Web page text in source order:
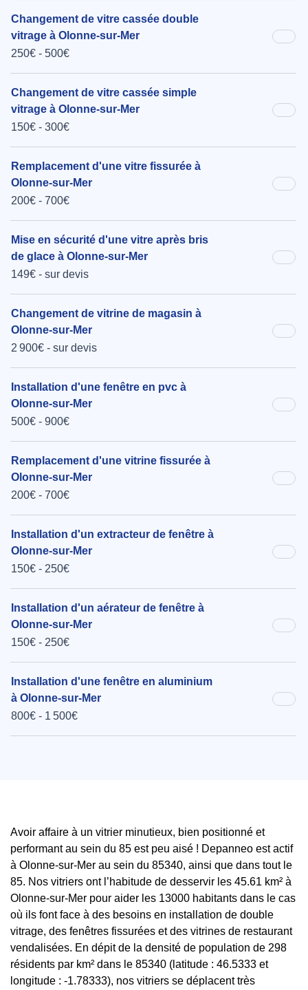
Changement de vitre cassée double
vitrage à Olonne-sur-Mer
250€ - 500€
Changement de vitre cassée simple
vitrage à Olonne-sur-Mer
150€ - 300€
Remplacement d'une vitre fissurée à
Olonne-sur-Mer
200€ - 700€
Mise en sécurité d'une vitre après bris
de glace à Olonne-sur-Mer
149€ - sur devis
Changement de vitrine de magasin à
Olonne-sur-Mer
2 900€ - sur devis
Installation d'une fenêtre en pvc à
Olonne-sur-Mer
500€ - 900€
Remplacement d'une vitrine fissurée à
Olonne-sur-Mer
200€ - 700€
Installation d'un extracteur de fenêtre à
Olonne-sur-Mer
150€ - 250€
Installation d'un aérateur de fenêtre à
Olonne-sur-Mer
150€ - 250€
Installation d'une fenêtre en aluminium
à Olonne-sur-Mer
800€ - 1 500€
Avoir affaire à un vitrier minutieux, bien positionné et
performant au sein du 85 est peu aisé ! Depanneo est actif
à Olonne-sur-Mer au sein du 85340, ainsi que dans tout le
85. Nos vitriers ont l’habitude de desservir les 45.61 km² à
Olonne-sur-Mer pour aider les 13000 habitants dans le cas
où ils font face à des besoins en installation de double
vitrage, des fenêtres fissurées et des vitrines de restaurant
vendalisées. En dépit de la densité de population de 298
résidents par km² dans le 85340 (latitude : 46.5333 et
longitude : -1.78333), nos vitriers se déplacent très